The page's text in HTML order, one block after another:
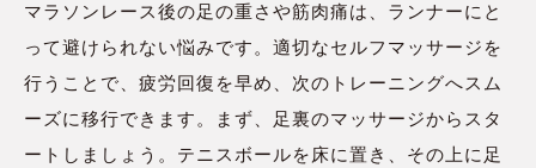
マラソンレース後の足の重さや筋肉痛は、ランナーにと
って避けられない悩みです。適切なセルフマッサージを
行うことで、疲労回復を早め、次のトレーニングへスム
ーズに移行できます。まず、足裏のマッサージからスタ
ートしましょう。テニスボールを床に置き、その上に足